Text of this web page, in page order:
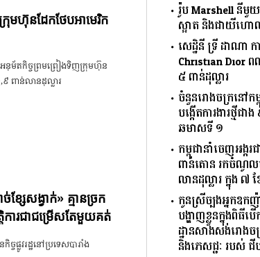
មហ៊ុនដែកថែប​អាមេរិក
អនុម័តកិច្ចព្រមព្រៀងទិញក្រុមហ៊ុន
៩ ពាន់លានដុល្លារ
សែសង្វាក់» គ្មានច្រក
ារជាជម្រើសតែមួយគត់
លូវរដ្ឋនៅប្រទេសបារាំង
រ៉ូប Marshell នី
ស្អាត និងជាយីហោ
សេដ្ឋិនី ទ្រី ដាណា
Christian Dior ព
៥ ពាន់ដុល្លារ
ចំនួន​រោងចក្រ​នៅ​ក
បង្កើត​ការងារ​ថ្មី​ជា
ឆមាស​ទី ​១​
កម្ពុជានាំចេញអង្ក
ពាន់តោន រកចំណូ
លានដុល្លារ ក្នុង ៧ ខ
កូនស្រីច្បងអ្នកឧក
បង្ហាញខ្លួនក្នុងពិធីបើ
ដ្ឋានសាងសង់រោង
និងភេសជ្ជៈ របស់